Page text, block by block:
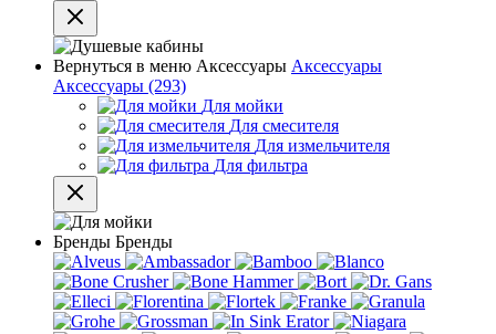
Вернуться в меню Аксессуары Аксессуары
Аксессуары (293)
Для мойки
Для смесителя
Для измельчителя
Для фильтра
Бренды Бренды